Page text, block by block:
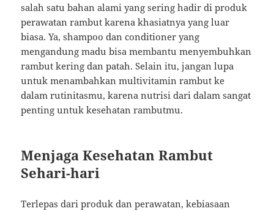
salah satu bahan alami yang sering hadir di produk
perawatan rambut karena khasiatnya yang luar
biasa. Ya, shampoo dan conditioner yang
mengandung madu bisa membantu menyembuhkan
rambut kering dan patah. Selain itu, jangan lupa
untuk menambahkan multivitamin rambut ke
dalam rutinitasmu, karena nutrisi dari dalam sangat
penting untuk kesehatan rambutmu.
Menjaga Kesehatan Rambut
Sehari-hari
Terlepas dari produk dan perawatan, kebiasaan